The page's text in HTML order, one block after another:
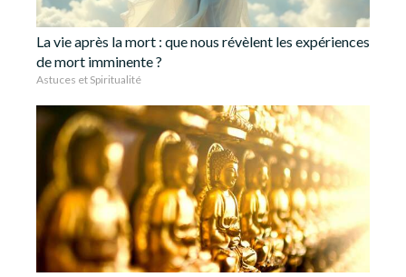
La vie après la mort : que nous révèlent les expériences
de mort imminente ?
Astuces et Spiritualité